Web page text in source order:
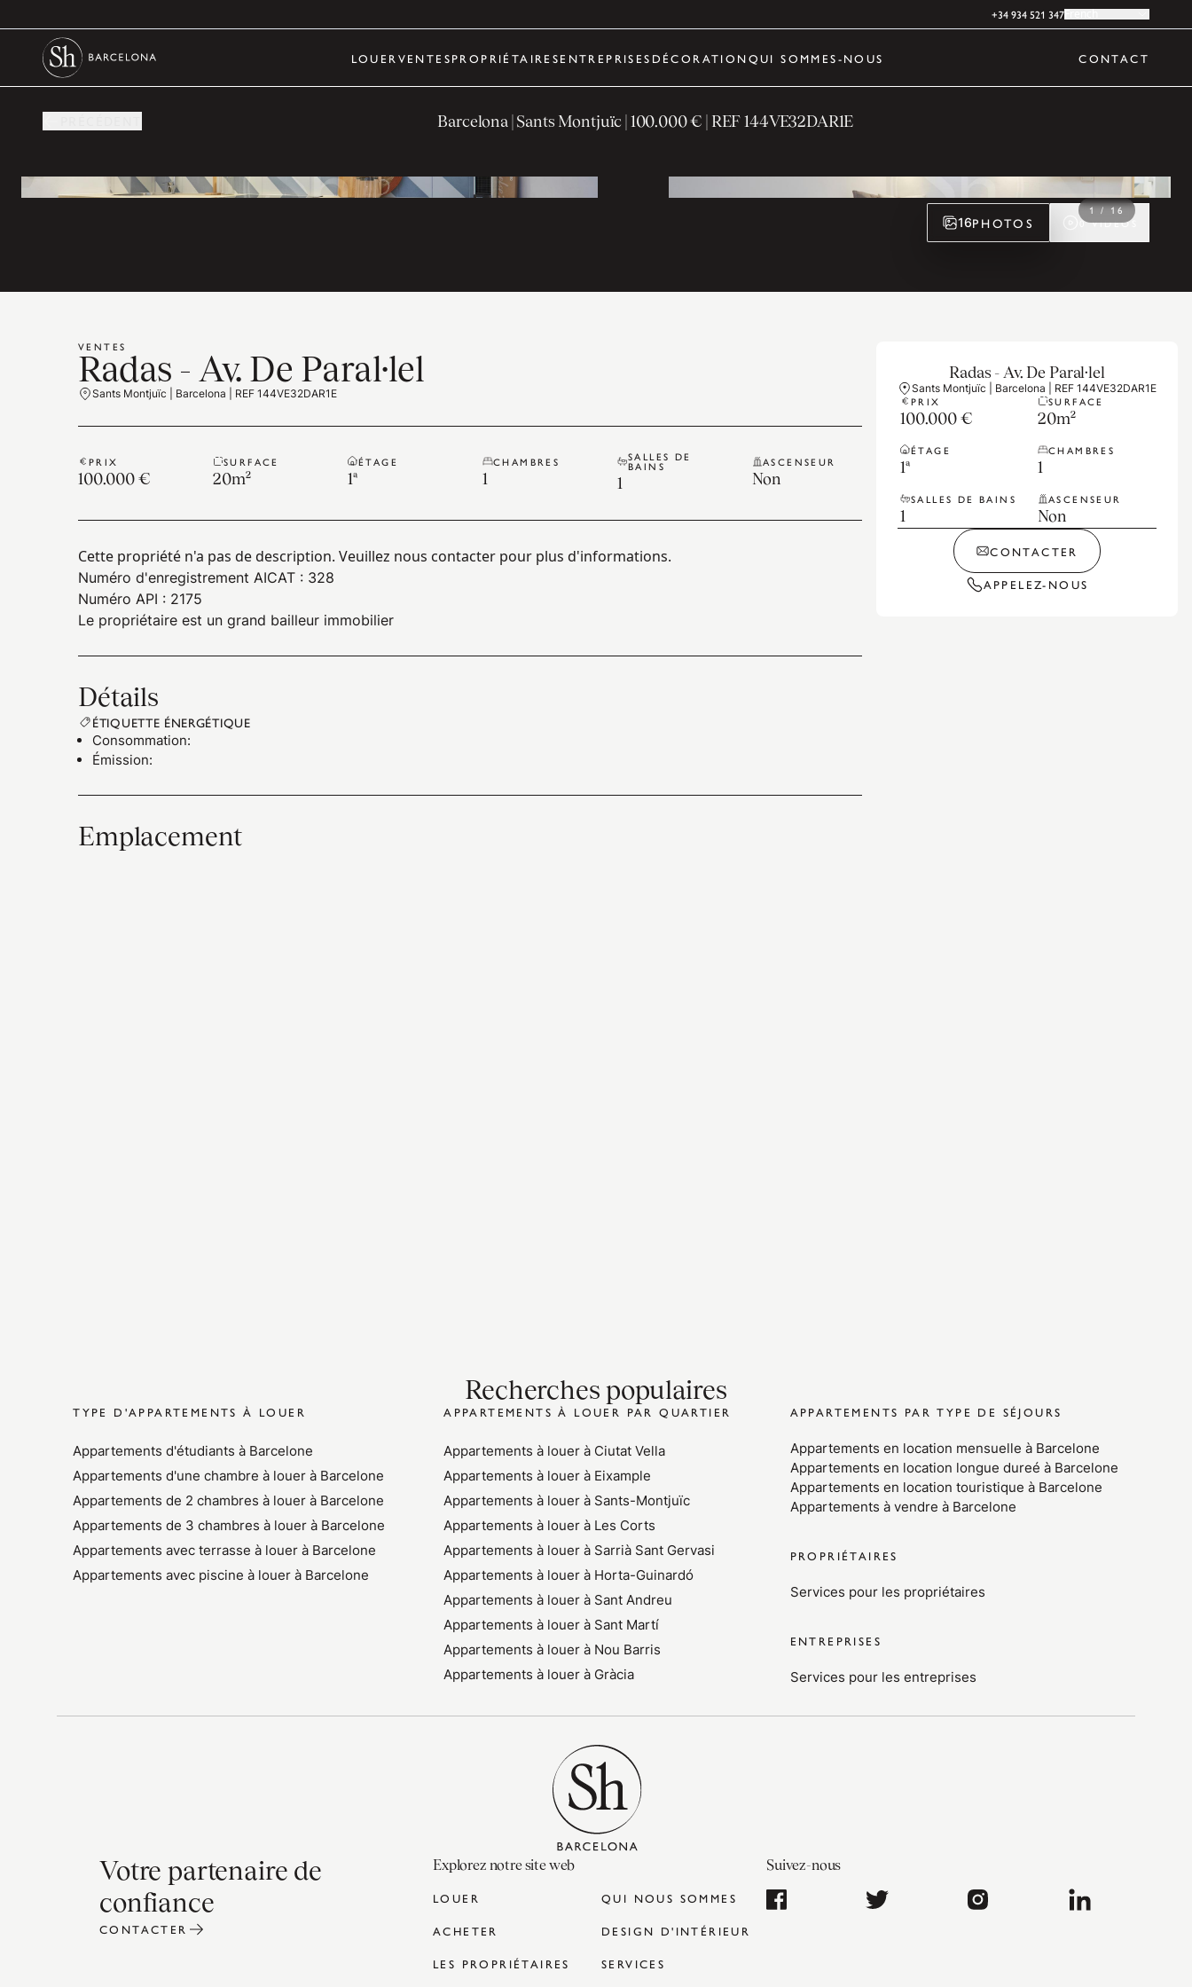
+34 934 521 347French
LOUER VENTESPROPRIÉTAIRESENTREPRISES DÉCORATIONQUI SOMMES-NOUS CONTACT
Barcelona | Sants Montjuïc 100.000 € | REF144VE32DAR1E
1/16
16PHOTOS 0 VIDÉOS
VENTES
Radas - Av. De Paral·lel
Sants Montjuïc | Barcelona | REF 144VE32DAR1E
PRIX
100.000 €
SURFACE
20m²
ÉTAGE
1ª
CHAMBRES
1
SALLES DE
BAINS
1
ASCENSEUR
Non
Cette propriété n'a pas de description. Veuillez nous contacter pour plus d'informations.
Numéro d'enregistrement AICAT : 328
Numéro API : 2175
Le propriétaire est un grand bailleur immobilier
Détails
ÉTIQUETTE ÉNERGÉTIQUE
Consommation:
Émission:
Emplacement
Radas - Av. De Paral·lel
Sants Montjuïc | Barcelona | REF 144VE32DAR1E
PRIX
100.000 €
SURFACE
20m²
ÉTAGE
1ª
CHAMBRES
1
SALLES DE BAINS
1
ASCENSEUR
Non
CONTACTER
APPELEZ-NOUS
Recherches populaires
TYPE D'APPARTEMENTS À LOUER
Appartements d'étudiants à Barcelone
Appartements d'une chambre à louer à Barcelone
Appartements de 2 chambres à louer à Barcelone
Appartements de 3 chambres à louer à Barcelone
Appartements avec terrasse à louer à Barcelone
Appartements avec piscine à louer à Barcelone
APPARTEMENTS À LOUER PAR QUARTIER
Appartements à louer à Ciutat Vella
Appartements à louer à Eixample
Appartements à louer à Sants-Montjuïc
Appartements à louer à Les Corts
Appartements à louer à Sarrià Sant Gervasi
Appartements à louer à Horta-Guinardó
Appartements à louer à Sant Andreu
Appartements à louer à Sant Martí
Appartements à louer à Nou Barris
Appartements à louer à Gràcia
APPARTEMENTS PAR TYPE DE SÉJOURS
Appartements en location mensuelle à Barcelone
Appartements en location longue dureé à Barcelone
Appartements en location touristique à Barcelone
Appartements à vendre à Barcelone
PROPRIÉTAIRES
Services pour les propriétaires
ENTREPRISES
Services pour les entreprises
Votre partenaire de
confiance
CONTACTER
Explorez notre site web
LOUER
QUI NOUS SOMMES
ACHETER
DESIGN D'INTÉRIEUR
LES PROPRIÉTAIRES
SERVICES
Suivez-nous